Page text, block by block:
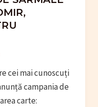
cei mai cunoscuți
campania de
carte: